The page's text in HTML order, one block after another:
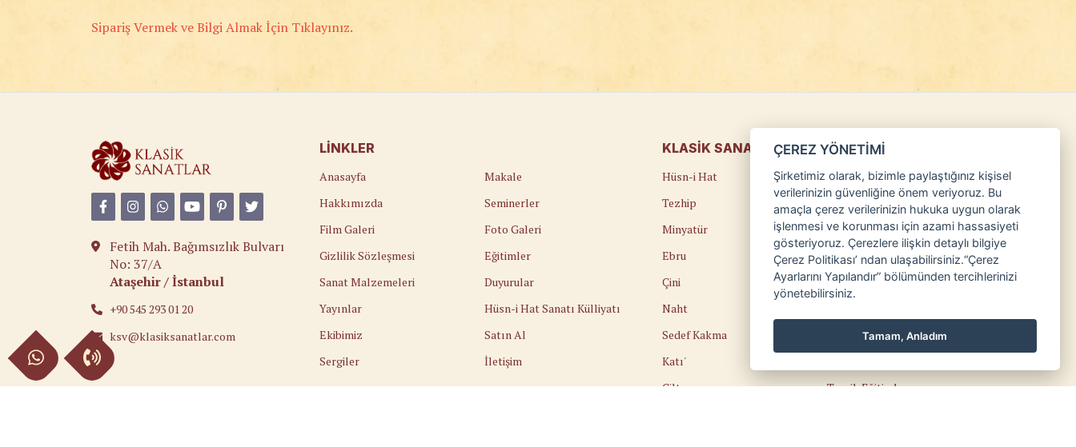
Sipariş Vermek ve Bilgi Almak İçin Tıklayınız.
Fetih Mah. Bağımsızlık Bulvarı
No: 37/A
Ataşehir / İstanbul
+90 545 293 01 20
ksv@klasiksanatlar.com
LINKLER
Anasayfa
Hakkımızda
Film Galeri
Gizlilik Sözleşmesi
Sanat Malzemeleri
Yayınlar
Ekibimiz
Sergiler
Makale
Seminerler
Foto Galeri
Eğitimler
Duyurular
Hüsn-i Hat Sanatı Külliyatı
Satın Al
İletişim
KLASIK SANATLARIMIZ
Hüsn-i Hat
Tezhip
Minyatür
Ebru
Çini
Naht
Sedef Kakma
Katı'
Cilt
Kalemişi
Bilimsel Bitki Çizimi
Arapça
Kaligrafi
Osmanlı Türkçesi
Temel Sanat Eğitimi
Teorik Eğitimler
ÇEREZ YÖNETİMİ
Şirketimiz olarak, bizimle paylaştığınız kişisel
verilerinizin güvenliğine önem veriyoruz. Bu
amaçla çerez verilerinizin hukuka uygun olarak
işlenmesi ve korunması için azami hassasiyeti
gösteriyoruz. Çerezlere ilişkin detaylı bilgiye
Çerez Politikası’ ndan ulaşabilirsiniz.“Çerez
Ayarlarını Yapılandır” bölümünden tercihlerinizi
yönetebilirsiniz.
Tamam, Anladım